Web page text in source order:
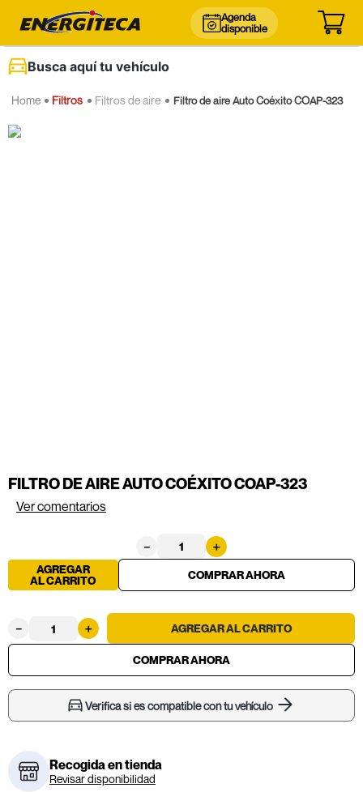
Agenda
disponible
Busca aquí tu vehículo
Filtros Filtros de aire Filtro de aire Auto Coéxito COAP-323
FILTRO DE AIRE AUTO COÉXITO COAP-323
Ver comentarios
＋
－
AGREGAR
AL CARRITO
＋
－
Verifica si es compatible con tu vehículo
Recogida en tienda
Revisar disponibilidad